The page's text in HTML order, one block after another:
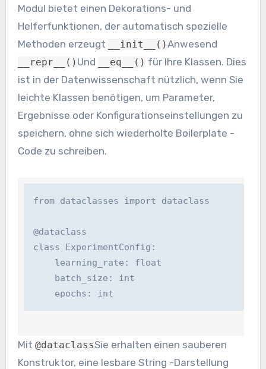
Modul bietet einen Dekorations- und
Helferfunktionen, der automatisch spezielle
Methoden erzeugt
__init__()Anwesend
__repr__() Und __eq__() für Ihre Klassen. Dies
ist in der Datenwissenschaft nützlich, wenn Sie
leichte Klassen benötigen, um Parameter,
Ergebnisse oder Konfigurationseinstellungen zu
speichern, ohne sich wiederholte Boilerplate -
Code zu schreiben.
from dataclasses import dataclass
@dataclass
class ExperimentConfig:
    learning_rate: float
    batch_size: int
    epochs: int
Mit @dataclassSie erhalten einen sauberen
Konstruktor, eine lesbare String -Darstellung